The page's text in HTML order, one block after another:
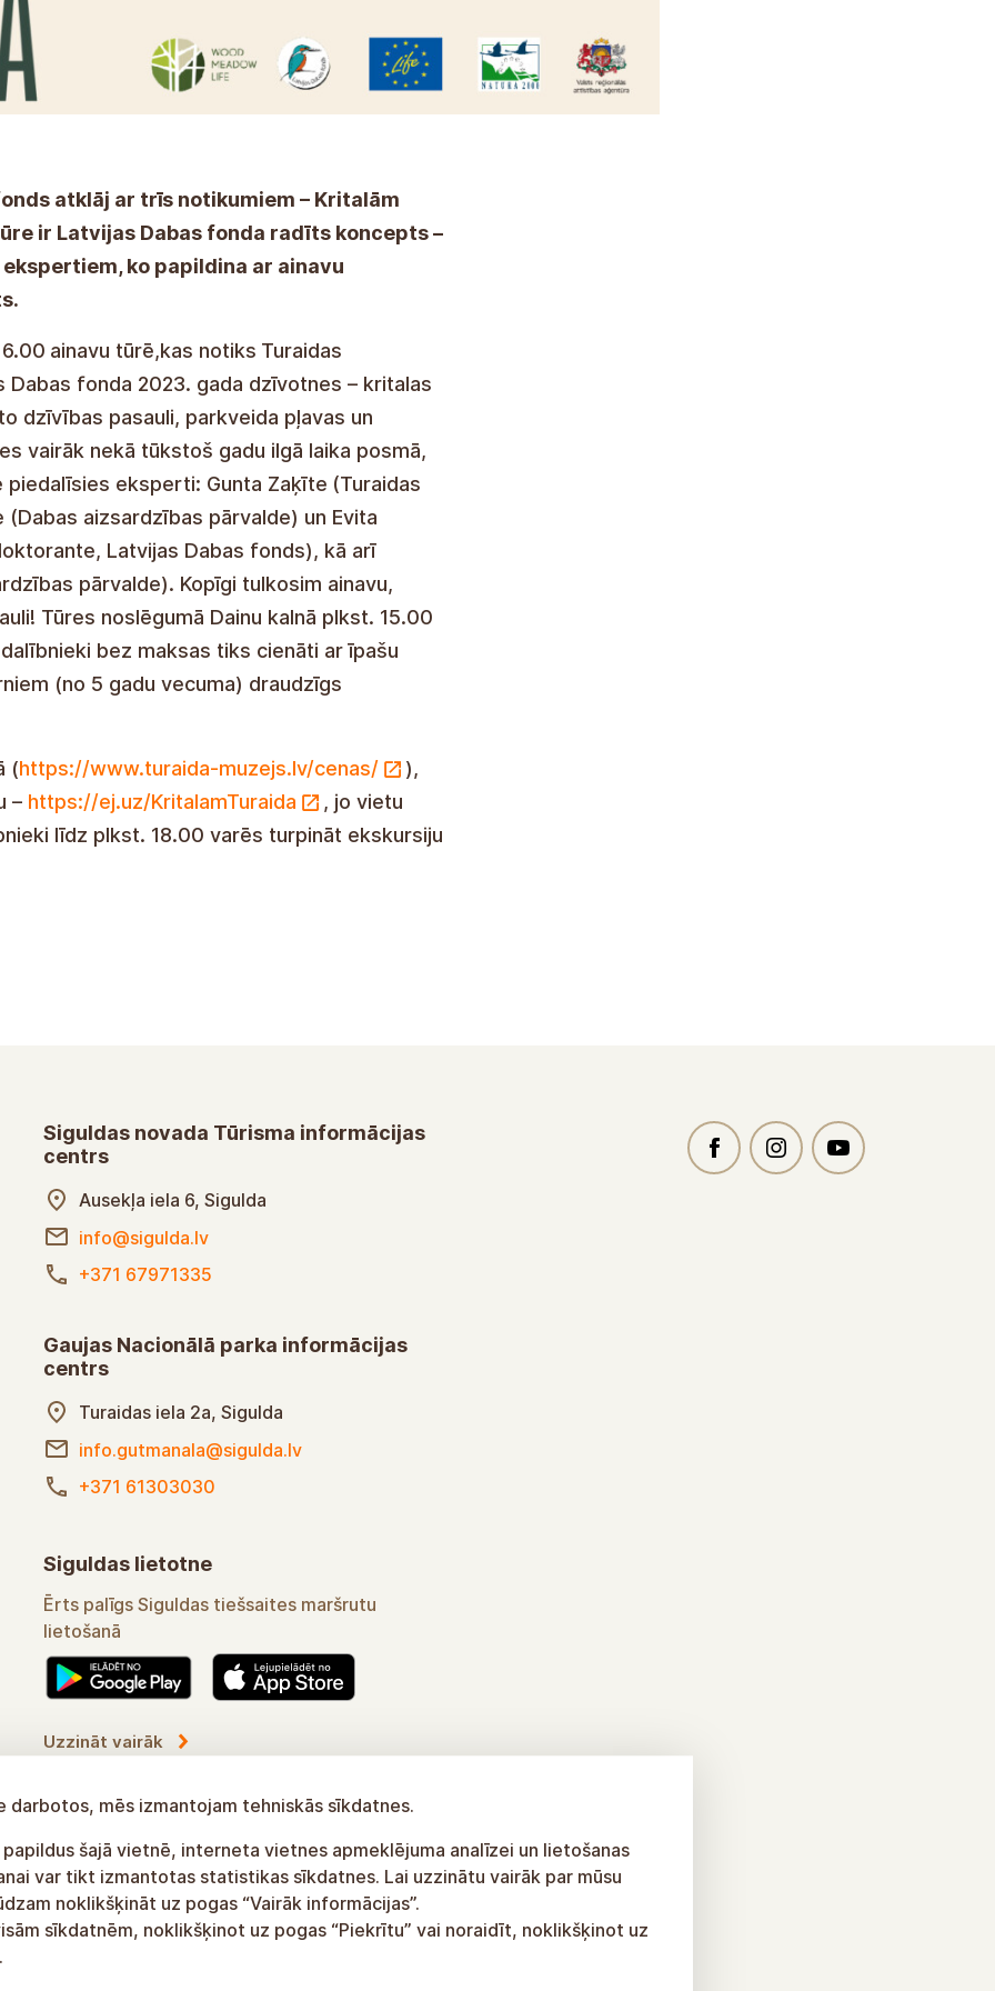
atklāj ar trīs notikumiem – Kritalām
ir Latvijas Dabas fonda radīts koncepts –
ko papildina ar ainavu
ainavu tūrē,kas notiks Turaidas
fonda 2023. gada dzīvotnes – kritalas
dzīvības pasauli, parkveida pļavas un
vairāk nekā tūkstoš gadu ilgā laika posmā,
piedalīsies eksperti: Gunta Zaķīte (Turaidas
aizsardzības pārvalde) un Evita
Latvijas Dabas fonds), kā arī
pārvalde). Kopīgi tulkosim ainavu,
Tūres noslēgumā Dainu kalnā plkst. 15.00
bez maksas tiks cienāti ar īpašu
(no 5 gadu vecuma) draudzīgs
(https://www.turaida-muzejs.lv/cenas/
),
– https://ej.uz/KritalamTuraida
, jo vietu
līdz plkst. 18.00 varēs turpināt ekskursiju
Siguldas novada Tūrisma informācijas
centrs
Ausekļa iela 6, Sigulda
info@sigulda.lv
+371 67971335
Gaujas Nacionālā parka informācijas
centrs
Turaidas iela 2a, Sigulda
info.gutmanala@sigulda.lv
+371 61303030
Siguldas lietotne
Ērts palīgs Siguldas tiešsaites maršrutu
lietošanā
Uzzināt vairāk
darbotos, mēs izmantojam tehniskās sīkdatnes.
šajā vietnē, interneta vietnes apmeklējuma analīzei un lietošanas
var tikt izmantotas statistikas sīkdatnes. Lai uzzinātu vairāk par mūsu
noklikšķināt uz pogas “Vairāk informācijas”.
sīkdatnēm, noklikšķinot uz pogas “Piekrītu” vai noraidīt, noklikšķinot uz